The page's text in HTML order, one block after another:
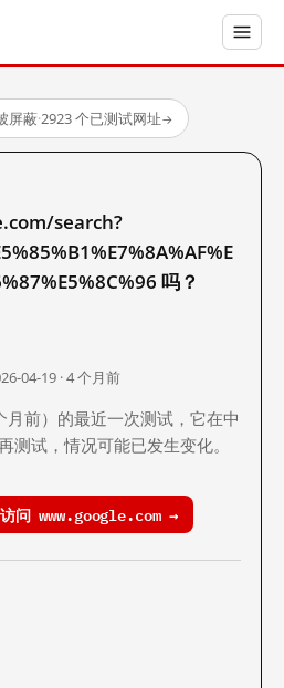
屏蔽·2923 个已测试网址→
search?
吗？
04-19 · 4 个月前
前）的最近一次测试，它在中
测试，情况可能已发生变化。
问 www.google.com →